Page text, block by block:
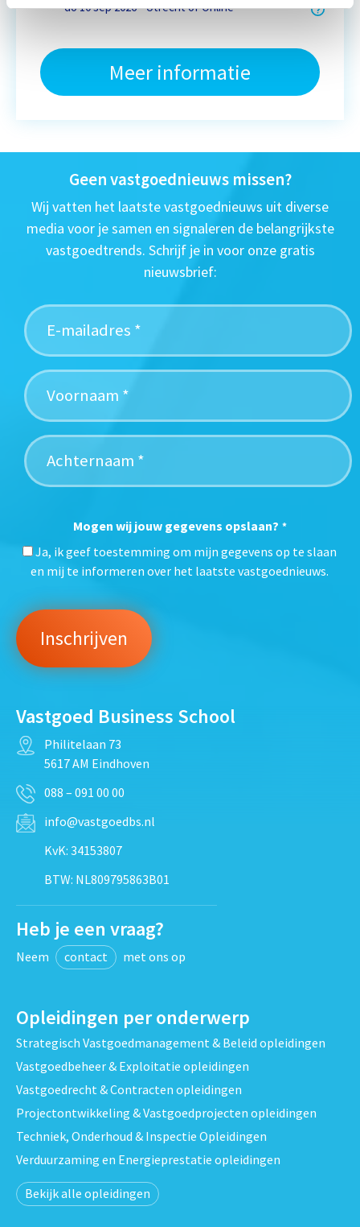
do 10 sep 2026 - Utrecht of Online
Meer informatie
Geen vastgoednieuws missen?
Wij vatten het laatste vastgoednieuws uit diverse
media voor je samen en signaleren de belangrijkste
vastgoedtrends. Schrijf je in voor onze gratis
nieuwsbrief:
Mogen wij jouw gegevens opslaan? *
Ja, ik geef toestemming om mijn gegevens op te slaan
en mij te informeren over het laatste vastgoednieuws.
Vastgoed Business School
Philitelaan 73
5617 AM Eindhoven
088 – 091 00 00
info@vastgoedbs.nl
KvK: 34153807
BTW: NL809795863B01
Heb je een vraag?
Neem contact met ons op
Opleidingen per onderwerp
Strategisch Vastgoedmanagement & Beleid opleidingen
Vastgoedbeheer & Exploitatie opleidingen
Vastgoedrecht & Contracten opleidingen
Projectontwikkeling & Vastgoedprojecten opleidingen
Techniek, Onderhoud & Inspectie Opleidingen
Verduurzaming en Energieprestatie opleidingen
Bekijk alle opleidingen